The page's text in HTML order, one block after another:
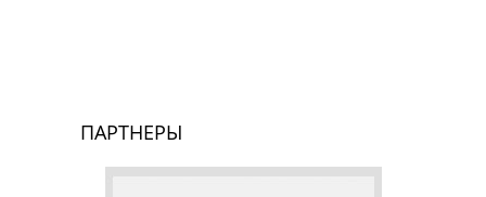
ПАРТНЕРЫ